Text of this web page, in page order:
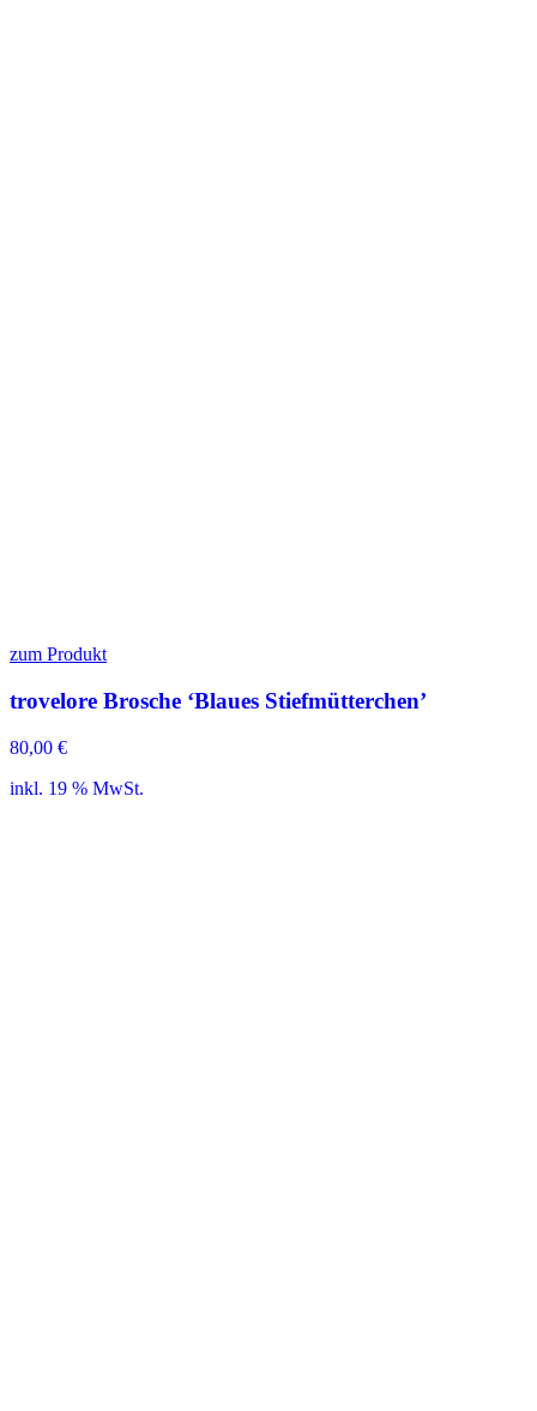
zum Produkt
trovelore Brosche ‘Blaues Stiefmütterchen’
80,00 €
inkl. 19 % MwSt.